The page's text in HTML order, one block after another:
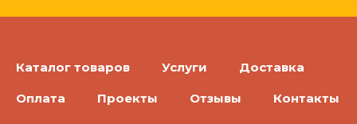
Каталог товаров Услуги Доставка
Оплата Проекты Отзывы Контакты